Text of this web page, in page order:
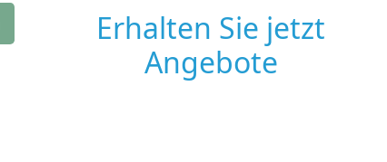
Erhalten Sie jetzt
Angebote